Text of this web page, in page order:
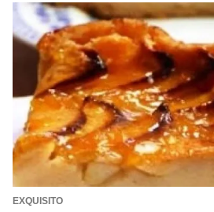
EXQUISITO